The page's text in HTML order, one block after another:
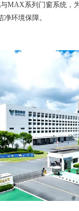
MAX系列门窗系统，
环境保障。